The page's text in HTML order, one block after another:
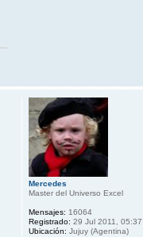
Mercedes
Master del Universo Excel
Mensajes: 16064
Registrado: 29 Jul 2011, 05:37
Ubicación: Jujuy (Agentina)